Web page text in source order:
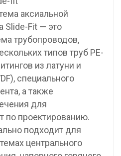
аксиальной
Slide-Fit — это
трубопроводов,
типов труб PE-
из латуни и
специального
а также
для
по проектированию.
подходит для
центрального